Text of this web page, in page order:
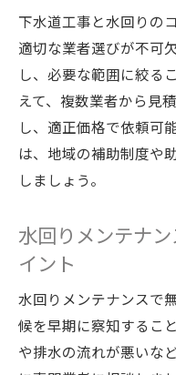
下水道工事と水回りの
適切な業者選びが不可
し、必要な範囲に絞る
えて、複数業者から見
し、適正価格で依頼可
は、地域の補助制度や
しましょう。
水回りメンテナ
イント
水回りメンテナンスで
候を早期に察知するこ
や排水の流れが悪いな